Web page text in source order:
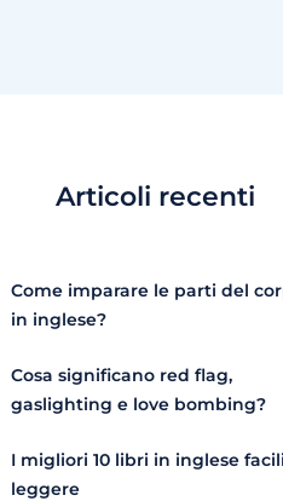
Articoli recenti
Come imparare le parti del
in inglese?
Cosa significano red flag,
gaslighting e love bombing?
I migliori 10 libri in inglese
leggere